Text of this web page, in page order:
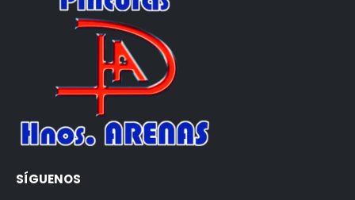
SÍGUENOS